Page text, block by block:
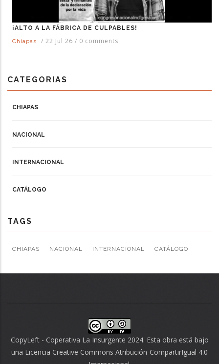
¡ALTO A LA FÁBRICA DE CULPABLES!
Chiapas
/ 22 Jul 26 / 0 comments
CATEGORIAS
CHIAPAS
NACIONAL
INTERNACIONAL
CATÁLOGO
TAGS
CHIAPAS NACIONAL INTERNACIONAL CATÁLOGO
CopyLeft - Coperativa La Insurgente 2024. Esta obra está bajo
una Licencia Creative Commons Atribución-CompartirIgual 4.0